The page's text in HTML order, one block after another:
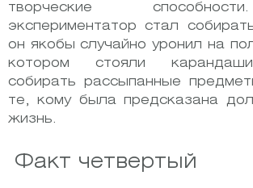
творческие
экспериментатор стал
он якобы случайно уронил на
котором стояли
собирать рассыпанные
те, кому была предсказана
жизнь.
Факт четвертый